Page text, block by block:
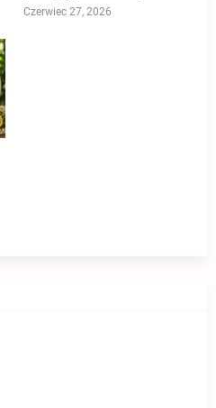
Czerwiec 27, 2026